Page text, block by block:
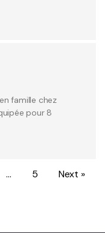
famille chez
pour 8
… 5 Next »